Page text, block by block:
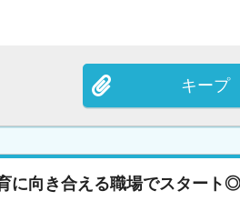
キープ
に向き合える職場でスタート◎